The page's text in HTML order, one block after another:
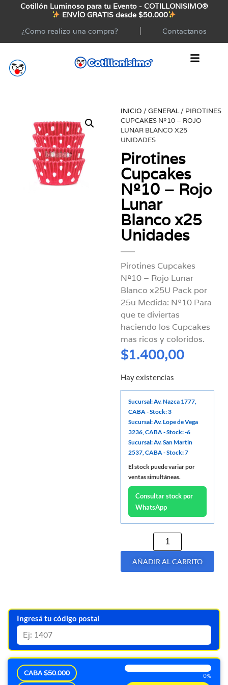
Cotillón Luminoso para tu Evento - COTILLONISIMO®
ENVÍO GRATIS desde $50.000
¿Como realizo una compra?
Contactanos
INICIO /GENERAL/ PIROTINES
CUPCAKES Nº10 – ROJO
LUNAR BLANCO X25
UNIDADES
Pirotines
Cupcakes
Nº10 – Rojo
Lunar
Blanco x25
Unidades
Pirotines Cupcakes
Nº10 – Rojo Lunar
Blanco x25U Pack por
25u Medida: Nº10 Para
que te diviertas
haciendo los Cupcakes
mas ricos y coloridos.
$1.400,00
Hay existencias
Sucursal: Av. Nazca 1777,
CABA - Stock: 3
Sucursal: Av. Lope de Vega
3236, CABA - Stock: -6
Sucursal: Av. San Martin
2537, CABA - Stock: 7
El stock puede variar por
ventas simultáneas.
Consultar stock por
WhatsApp
AÑADIR AL CARRITO
Ingresá tu código postal
CABA $50.000 0%